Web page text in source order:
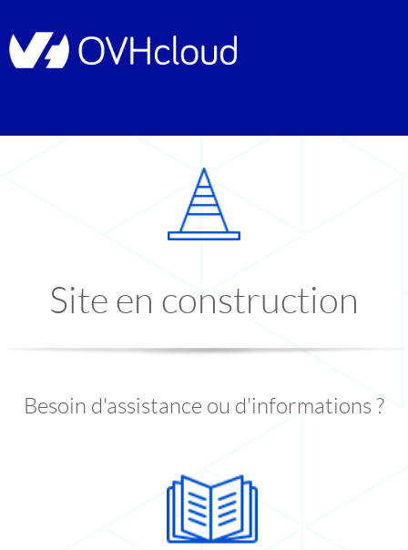
Site en construction
Besoin d'assistance ou d'informations ?